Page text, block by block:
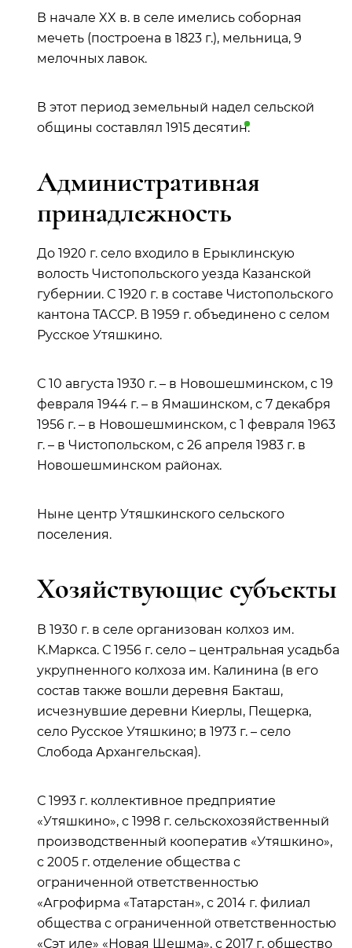
В начале XX в. в селе имелись соборная
мечеть (построена в 1823 г.), мельница, 9
мелочных лавок.
В этот период земельный надел сельской
общины составлял 1915 десятин.
Административная
принадлежность
До 1920 г. село входило в Ерыклинскую
волость Чистопольского уезда Казанской
губернии. С 1920 г. в составе Чистопольского
кантона ТАССР. В 1959 г. объединено с селом
Русское Утяшкино.
С 10 августа 1930 г. – в Новошешминском, с 19
февраля 1944 г. – в Ямашинском, с 7 декабря
1956 г. – в Новошешминском, с 1 февраля 1963
г. – в Чистопольском, с 26 апреля 1983 г. в
Новошешминском районах.
Ныне центр Утяшкинского сельского
поселения.
Хозяйствующие субъекты
В 1930 г. в селе организован колхоз им.
К.Маркса. С 1956 г. село – центральная усадьба
укрупненного колхоза им. Калинина (в его
состав также вошли деревня Бакташ,
исчезнувшие деревни Киерлы, Пещерка,
село Русское Утяшкино; в 1973 г. – село
Слобода Архангельская).
С 1993 г. коллективное предприятие
«Утяшкино», с 1998 г. сельскохозяйственный
производственный кооператив «Утяшкино»,
с 2005 г. отделение общества с
ограниченной ответственностью
«Агрофирма «Татарстан», с 2014 г. филиал
общества с ограниченной ответственностью
«Сэт иле» «Новая Шешма», с 2017 г. общество